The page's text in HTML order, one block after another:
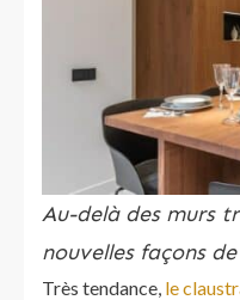
Au-delà des murs
nouvelles façons
Très tendance, le